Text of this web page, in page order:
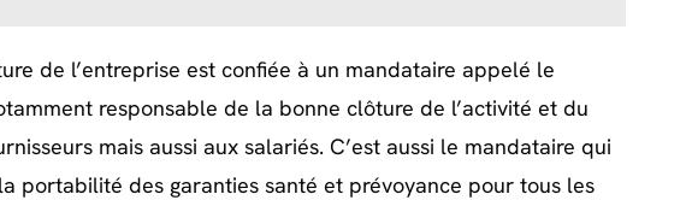
de l’entreprise est confiée à un mandataire appelé le
responsable de la bonne clôture de l’activité et du
mais aussi aux salariés. C’est aussi le mandataire qui
portabilité des garanties santé et prévoyance pour tous les